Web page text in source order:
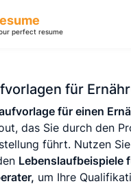
perfect resume
für
für einen
das Sie durch den
führt. Nutzen
Lebenslaufbeispiele
um Ihre